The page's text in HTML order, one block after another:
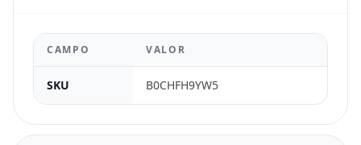
CAMPO VALOR
SKU B0CHFH9YW5